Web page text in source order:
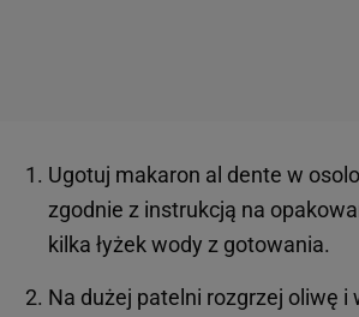
Ugotuj makaron al dente w
zgodnie z instrukcją na
kilka łyżek wody z gotowania.
Na dużej patelni rozgrzej oliwę i